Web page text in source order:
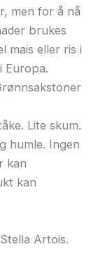
men for å nå
brukes
mais eller ris i
Lite skum.
humle. Ingen
kan
kan
Artois.